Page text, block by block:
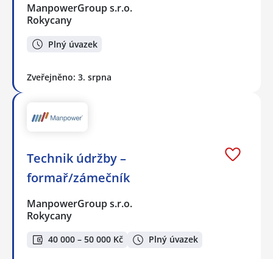
ManpowerGroup s.r.o.
Rokycany
Plný úvazek
Zveřejněno: 3. srpna
Technik údržby –
formař/zámečník
ManpowerGroup s.r.o.
Rokycany
40 000 – 50 000 Kč Plný úvazek